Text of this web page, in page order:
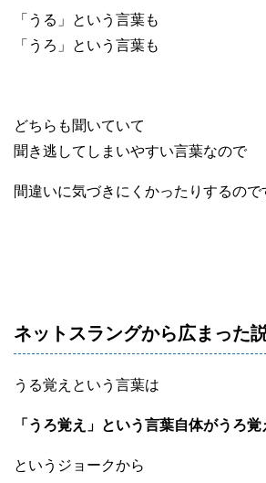
「うる」という言葉も
「うろ」という言葉も
どちらも聞いていて
聞き逃してしまいやすい言葉なので
間違いに気づきにくかったりするので
ネットスラングから広まった
うる覚えという言葉は
「うろ覚え」という言葉自体がうろ覚
というジョークから